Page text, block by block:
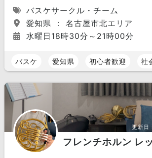
バスケサークル・チーム
愛知県 ： 名古屋市北エリア
水曜日18時30分～21時00分
バスケ 愛知県 初心者歓迎 社
更新日
フレンチホルン レ